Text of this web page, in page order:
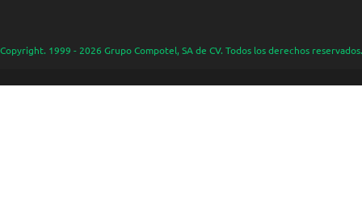
Copyright. 1999 - 2026 Grupo Compotel, SA de CV. Todos los derechos reservados.